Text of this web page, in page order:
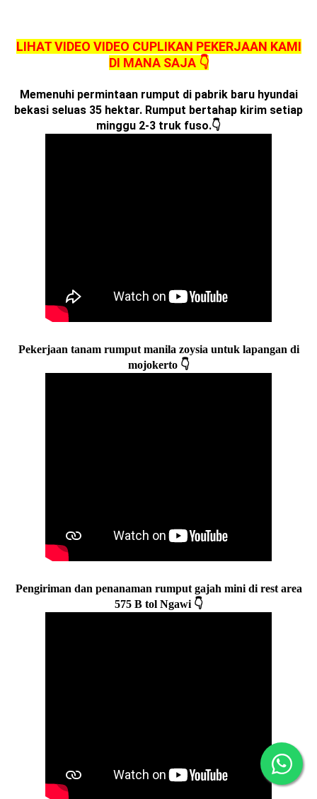
LIHAT VIDEO VIDEO CUPLIKAN PEKERJAAN KAMI
DI MANA SAJA 👇
Memenuhi permintaan rumput di pabrik baru hyundai
bekasi seluas 35 hektar. Rumput bertahap kirim setiap
minggu 2-3 truk fuso.👇
Pekerjaan tanam rumput manila zoysia untuk lapangan di
mojokerto 👇
Pengiriman dan penanaman rumput gajah mini di rest area
575 B tol Ngawi 👇